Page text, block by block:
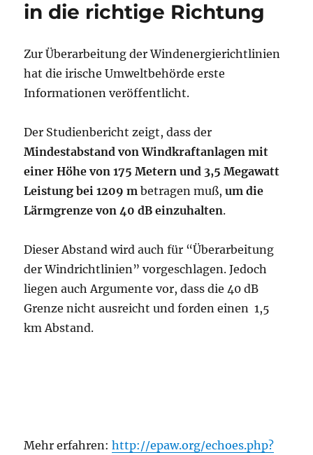
in die richtige Richtung
Zur Überarbeitung der Windenergierichtlinien
hat die irische Umweltbehörde erste
Informationen veröffentlicht.
Der Studienbericht zeigt, dass der
Mindestabstand vonWindkraftanlagen mit
einer Höhe von 175 Metern und 3,5 Megawatt
Leistung bei1209 m betragen muß,um die
Lärmgrenze von 40 dB einzuhalten.
Dieser Abstand wird auch für “Überarbeitung
der Windrichtlinien” vorgeschlagen. Jedoch
liegen auch Argumente vor, dass die 40 dB
Grenze nicht ausreicht und forden einen 1,5
km Abstand.
Mehr erfahren:http://epaw.org/echoes.php?